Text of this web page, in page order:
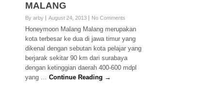
MALANG
By arby August 24, 2013 No Comments
Honeymoon Malang Malang merupakan
kota terbesar ke dua di jawa timur yang
dikenal dengan sebutan kota pelajar yang
berjarak sekitar 90 km dari surabaya
dengan ketinggian daerah 400-600 mdpl
yang …Continue Reading →